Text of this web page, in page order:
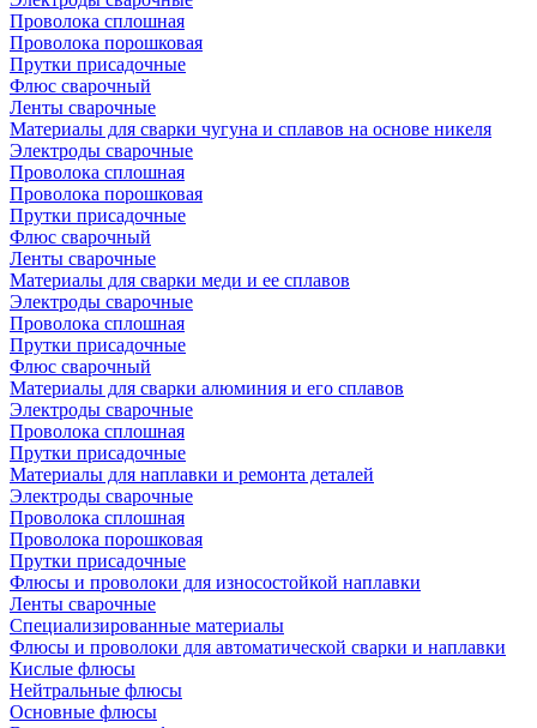
Проволока сплошная
Проволока порошковая
Прутки присадочные
Флюс сварочный
Ленты сварочные
Материалы для сварки чугуна и сплавов на основе никеля
Электроды сварочные
Проволока сплошная
Проволока порошковая
Прутки присадочные
Флюс сварочный
Ленты сварочные
Материалы для сварки меди и ее сплавов
Электроды сварочные
Проволока сплошная
Прутки присадочные
Флюс сварочный
Материалы для сварки алюминия и его сплавов
Электроды сварочные
Проволока сплошная
Прутки присадочные
Материалы для наплавки и ремонта деталей
Электроды сварочные
Проволока сплошная
Проволока порошковая
Прутки присадочные
Флюсы и проволоки для износостойкой наплавки
Ленты сварочные
Специализированные материалы
Флюсы и проволоки для автоматической сварки и наплавки
Кислые флюсы
Нейтральные флюсы
Основные флюсы